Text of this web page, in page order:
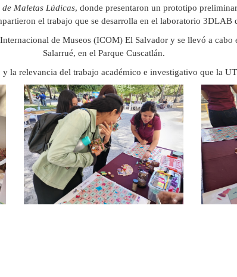
de Maletas Lúdicas, donde presentaron un prototipo
el trabajo que se desarrolla en el laboratorio 3DLAB
de Museos (ICOM) El Salvador y se llevó a cabo
Salarrué, en el Parque Cuscatlán.
la relevancia del trabajo académico e investigativo que la